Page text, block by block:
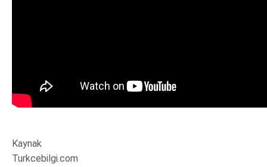
Kaynak
Turkcebilgi.com